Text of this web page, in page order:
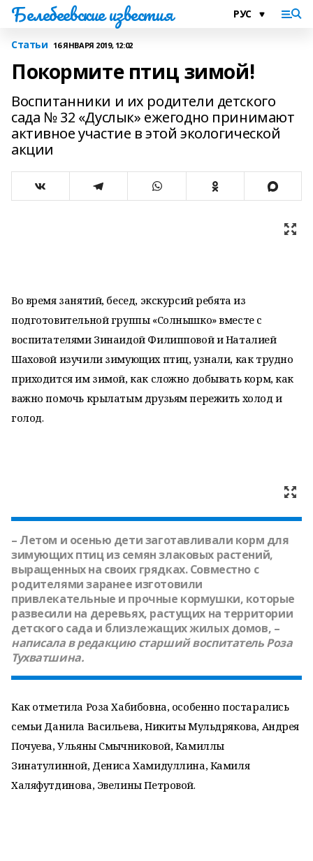
Белебеевские известия
Статьи 16 ЯНВАРЯ 2019, 12:02
Покормите птиц зимой!
Воспитанники и их родители детского
сада № 32 «Дуслык» ежегодно принимают
активное участие в этой экологической
акции
Во время занятий, бесед, экскурсий ребята из
подготовительной группы «Солнышко» вместе с
воспитателями Зинаидой Филипповой и Наталией
Шаховой изучили зимующих птиц, узнали, как трудно
приходится им зимой, как сложно добывать корм, как
важно помочь крылатым друзьям пережить холод и
голод.
– Летом и осенью дети заготавливали корм для
зимующих птиц из семян злаковых растений,
выращенных на своих грядках. Совместно с
родителями заранее изготовили
привлекательные и прочные кормушки, которые
развесили на деревьях, растущих на территории
детского сада и близлежащих жилых домов, –
написала в редакцию старший воспитательРоза
Тухватшина.
Как отметила Роза Хабибовна, особенно постарались
семьи Данила Васильева, Никиты Мульдрякова, Андрея
Почуева, Ульяны Смычниковой, Камиллы
Зинатулинной, Дениса Хамидуллина, Камиля
Халяфутдинова, Эвелины Петровой.